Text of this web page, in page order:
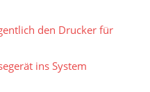
den Drucker für
ins System